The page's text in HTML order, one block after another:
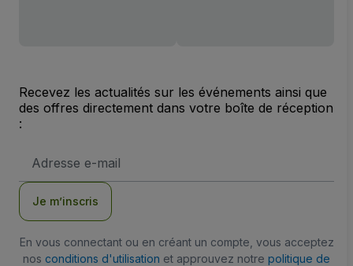
Recevez les actualités sur les événements ainsi que
des offres directement dans votre boîte de réception
:
e-
Je m’inscris
En vous connectant ou en créant un compte, vous acceptez
nos conditions d'utilisation et approuvez notre politique de